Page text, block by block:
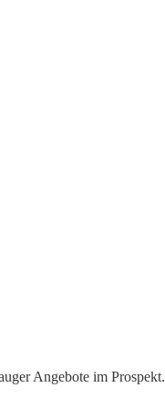
Angebote im Prospekt.